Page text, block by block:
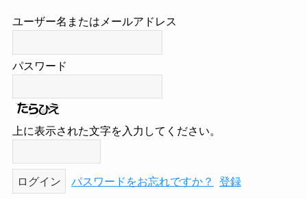
ユーザー名またはメールアドレス
パスワード
上に表示された文字を入力してください。
パスワードをお忘れですか？ 登録